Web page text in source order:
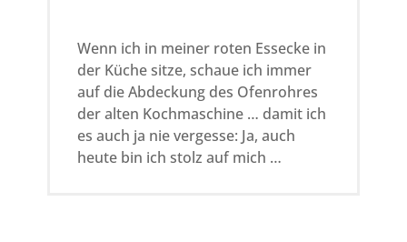
Wenn ich in meiner roten Essecke in
der Küche sitze, schaue ich immer
auf die Abdeckung des Ofenrohres
der alten Kochmaschine … damit ich
es auch ja nie vergesse: Ja, auch
heute bin ich stolz auf mich …